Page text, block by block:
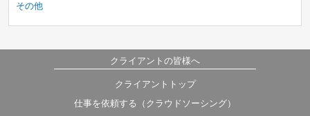
募集中のみ 即納品可
コンペ
プロジェクト
その他
クライアントの皆様へ
クライアントトップ
仕事を依頼する（クラウドソーシング）